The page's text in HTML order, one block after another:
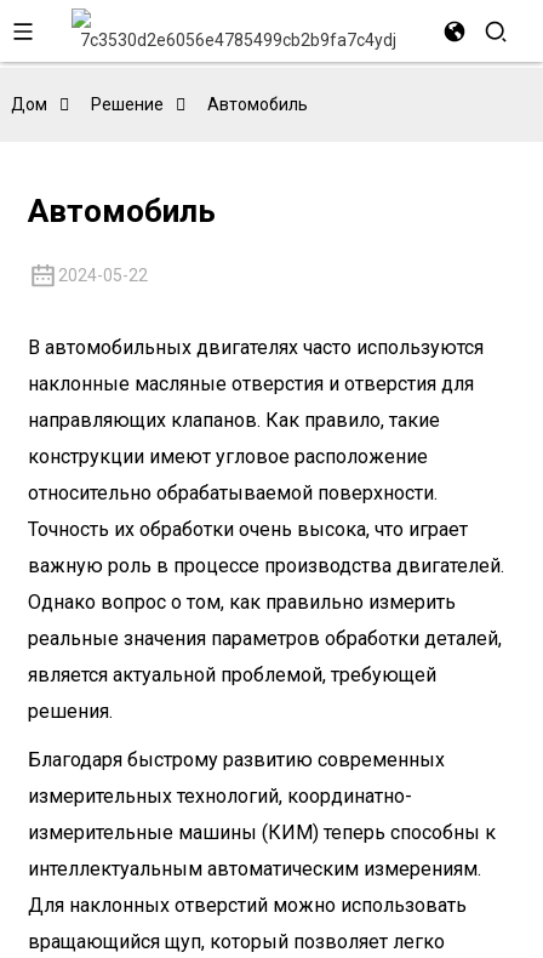
Дом Решение Автомобиль
Автомобиль
2024-05-22
В автомобильных двигателях часто используются
наклонные масляные отверстия и отверстия для
направляющих клапанов. Как правило, такие
конструкции имеют угловое расположение
относительно обрабатываемой поверхности.
Точность их обработки очень высока, что играет
важную роль в процессе производства двигателей.
Однако вопрос о том, как правильно измерить
реальные значения параметров обработки деталей,
является актуальной проблемой, требующей
решения.
Благодаря быстрому развитию современных
измерительных технологий, координатно-
измерительные машины (КИМ) теперь способны к
интеллектуальным автоматическим измерениям.
Для наклонных отверстий можно использовать
вращающийся щуп, который позволяет легко